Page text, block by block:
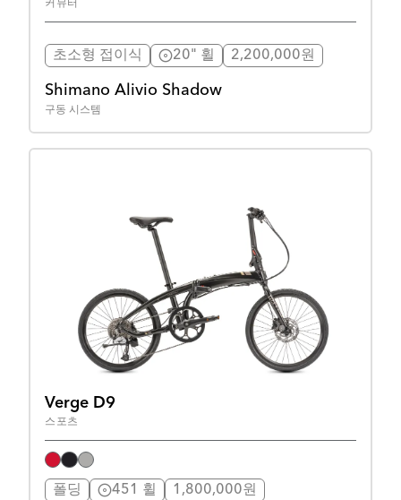
커뮤터
초소형 접이식 20" 휠 2,200,000원
Shimano Alivio Shadow
구동 시스템
Verge D9
스포츠
폴딩 451 휠 1,800,000원